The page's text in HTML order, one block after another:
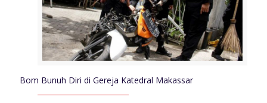
Bom Bunuh Diri di Gereja Katedral Makassar